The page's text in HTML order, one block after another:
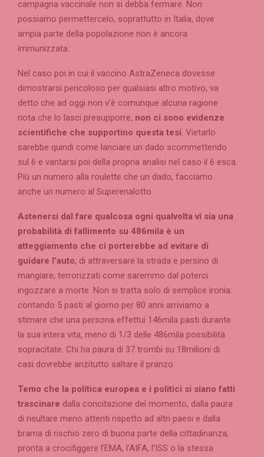
campagna vaccinale non si debba fermare. Non
possiamo permettercelo, soprattutto in Italia, dove
ampia parte della popolazione non è ancora
immunizzata.
Nel caso poi in cui il vaccino AstraZeneca dovesse
dimostrarsi pericoloso per qualsiasi altro motivo, va
detto che ad oggi non v’è comunque alcuna ragione
nota che lo lasci presupporre, non ci sono evidenze
scientifiche che supportino questa tesi. Vietarlo
sarebbe quindi come lanciare un dado scommettendo
sul 6 e vantarsi poi della propria analisi nel caso il 6 esca.
Più un numero alla roulette che un dado, facciamo
anche un numero al Superenalotto.
Astenersi dal fare qualcosa ogni qualvolta vi sia una
probabilità di fallimento su 486mila è un
atteggiamento che ci porterebbe ad evitare di
guidare l’auto, di attraversare la strada e persino di
mangiare, terrorizzati come saremmo dal poterci
ingozzare a morte. Non si tratta solo di semplice ironia:
contando 5 pasti al giorno per 80 anni arriviamo a
stimare che una persona effettui 146mila pasti durante
la sua intera vita, meno di 1/3 delle 486mila possibilità
sopracitate. Chi ha paura di 37 trombi su 18milioni di
casi dovrebbe anzitutto saltare il pranzo.
Temo che la politica europea e i politici si siano fatti
trascinare dalla concitazione del momento, dalla paura
di risultare meno attenti rispetto ad altri paesi e dalla
brama di rischio zero di buona parte della cittadinanza,
pronta a crocifiggere l’EMA, l’AIFA, l’ISS o la stessa